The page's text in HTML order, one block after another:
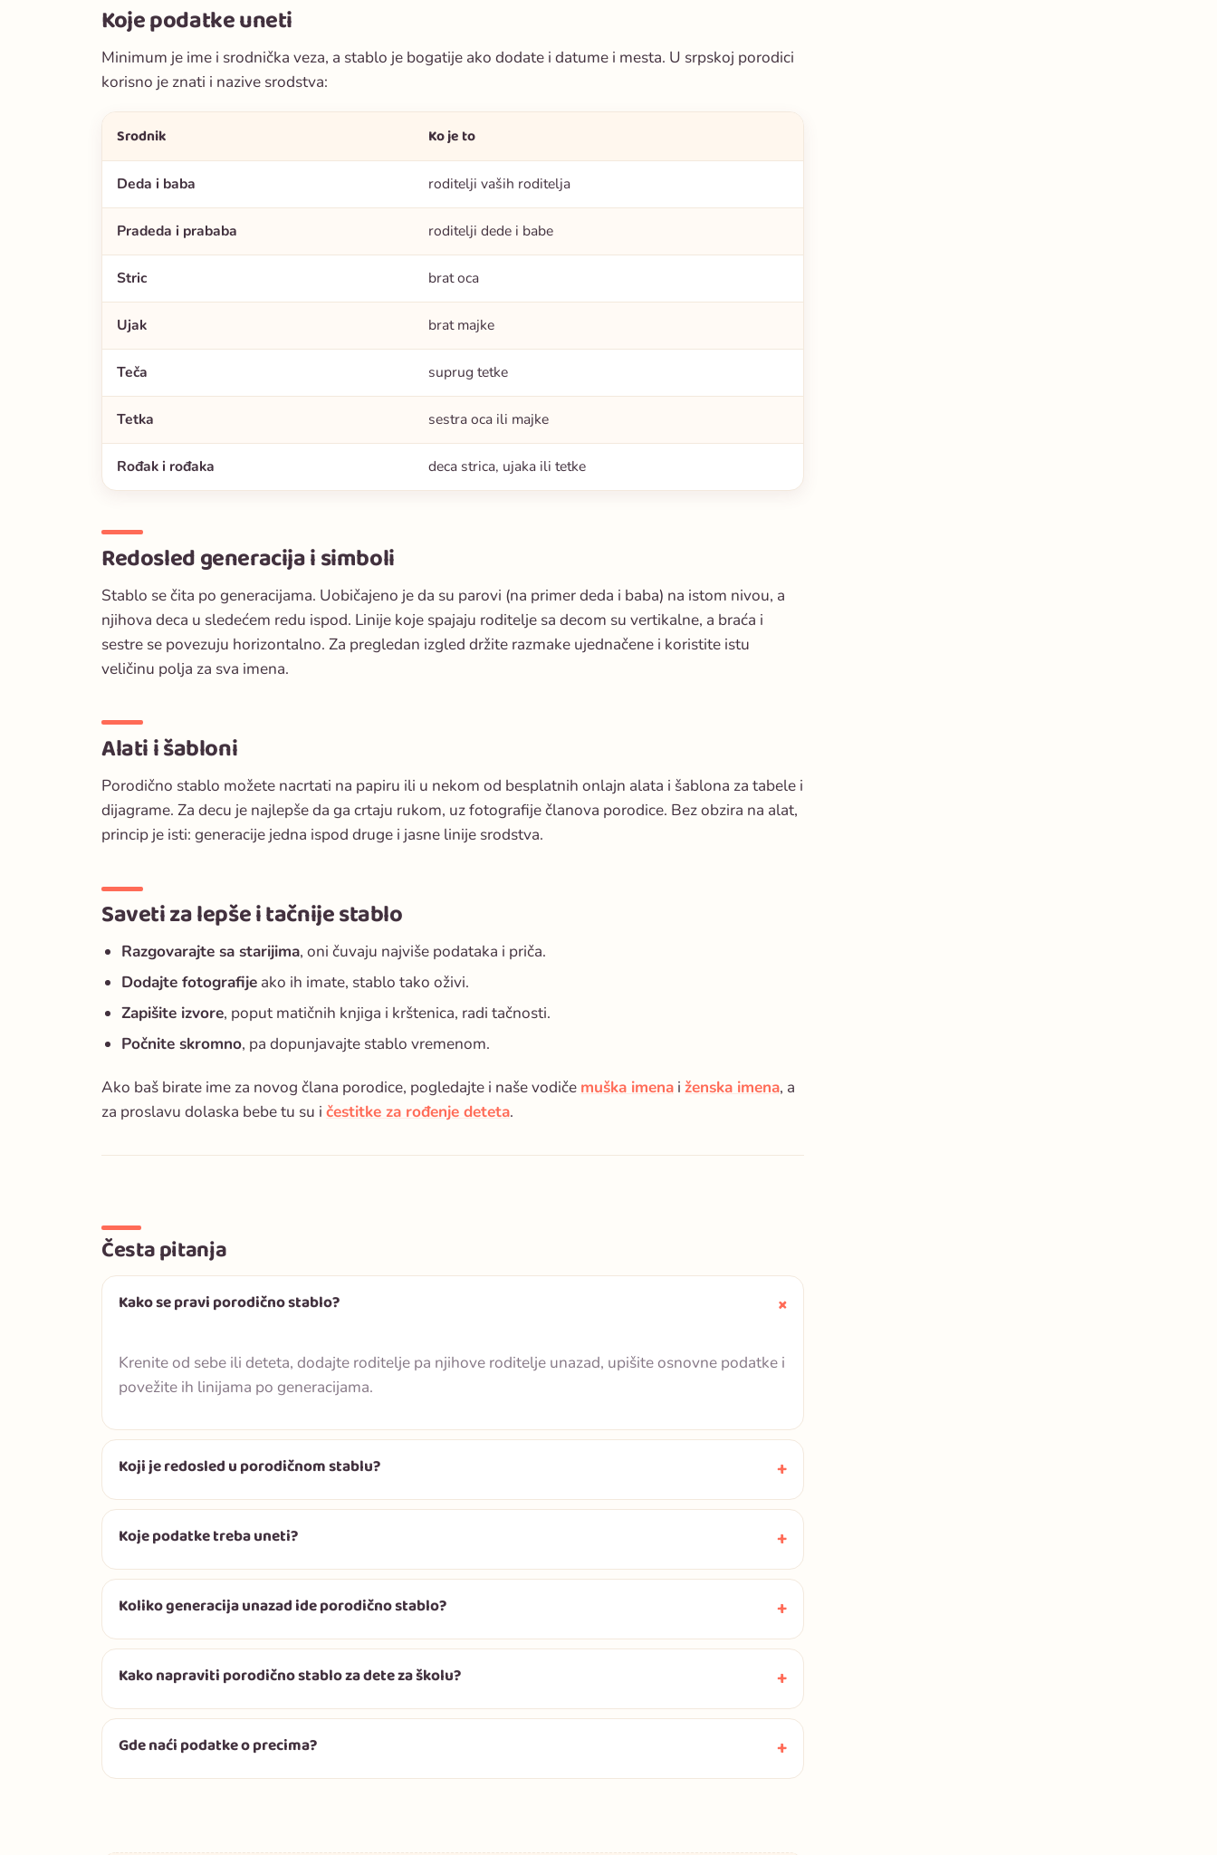
Koje podatke uneti
Minimum je ime i srodnička veza, a stablo je bogatije ako dodate i datume i mesta. U srpskoj porodici
korisno je znati i nazive srodstva:
Srodnik Ko je to
Deda i baba roditelji vaših roditelja
Pradeda i prababa roditelji dede i babe
Stric brat oca
Ujak brat majke
Teča suprug tetke
Tetka sestra oca ili majke
Rođak i rođaka deca strica, ujaka ili tetke
Redosled generacija i simboli
Stablo se čita po generacijama. Uobičajeno je da su parovi (na primer deda i baba) na istom nivou, a
njihova deca u sledećem redu ispod. Linije koje spajaju roditelje sa decom su vertikalne, a braća i
sestre se povezuju horizontalno. Za pregledan izgled držite razmake ujednačene i koristite istu
veličinu polja za sva imena.
Alati i šabloni
Porodično stablo možete nacrtati na papiru ili u nekom od besplatnih onlajn alata i šablona za tabele i
dijagrame. Za decu je najlepše da ga crtaju rukom, uz fotografije članova porodice. Bez obzira na alat,
princip je isti: generacije jedna ispod druge i jasne linije srodstva.
Saveti za lepše i tačnije stablo
Razgovarajte sa starijima, oni čuvaju najviše podataka i priča.
Dodajte fotografije ako ih imate, stablo tako oživi.
Zapišite izvore, poput matičnih knjiga i krštenica, radi tačnosti.
Počnite skromno, pa dopunjavajte stablo vremenom.
Ako baš birate ime za novog člana porodice, pogledajte i naše vodiče muška imena i ženska imena, a
za proslavu dolaska bebe tu su i čestitke za rođenje deteta.
Česta pitanja
Kako se pravi porodično stablo?
Krenite od sebe ili deteta, dodajte roditelje pa njihove roditelje unazad, upišite osnovne podatke i
povežite ih linijama po generacijama.
Koji je redosled u porodičnom stablu?
Koje podatke treba uneti?
Koliko generacija unazad ide porodično stablo?
Kako napraviti porodično stablo za dete za školu?
Gde naći podatke o precima?